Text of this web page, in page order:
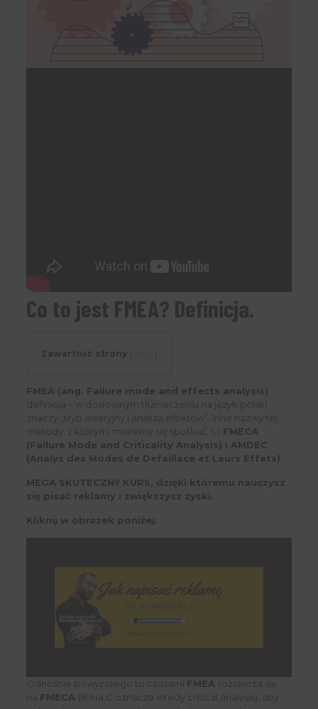
Co to jest FMEA? Definicja.
Zawartość strony
FMEA (ang. Failure mode and effects analysis)
definicja – w dosłownym tłumaczeniu na język polski
znaczy „tryb awaryjny i analiza efektów”. Inne nazwy tej
metody, z którymi możemy się spotkać, to FMECA
(Failure Mode and Criticality Analysis) i AMDEC
(Analys des Modes de Defaillace et Leurs Effets)
MEGA SKUTECZNY KURS, dzięki któremu nauczysz
się pisać reklamy i zwiększysz zyski.
Kliknij w obrazek poniżej:
Odnośnie powyższego to czasami FMEA rozszerza się
na FMECA (litera C oznacza wtedy critical analysis), aby